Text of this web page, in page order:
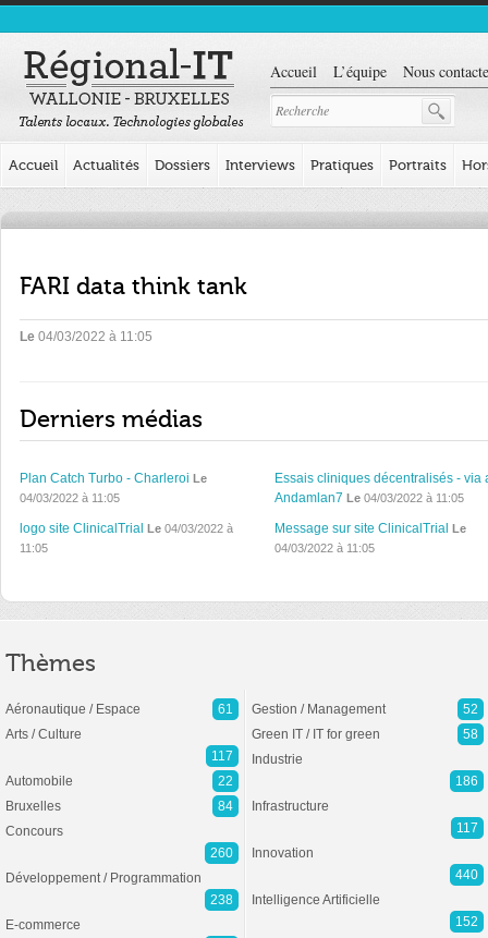
Accueil L’équipe Nous
Accueil Actualités Dossiers Interviews Pratiques Portraits
FARI data think tank
Le 04/03/2022 à 11:05
Derniers médias
Plan Catch Turbo - Charleroi Le
04/03/2022 à 11:05
Essais cliniques décentralisés - via
Andamlan7 Le04/03/2022 à 11:05
logo site ClinicalTrial Le 04/03/2022 à
11:05
Message sur site ClinicalTrial Le
04/03/2022 à 11:05
Thèmes
Aéronautique / Espace
61
Arts / Culture
117
Automobile
22
Bruxelles
84
Concours
260
Développement / Programmation
238
E-commerce
Gestion / Management
52
Green IT / IT for green
58
Industrie
186
Infrastructure
117
Innovation
440
Intelligence Artificielle
152